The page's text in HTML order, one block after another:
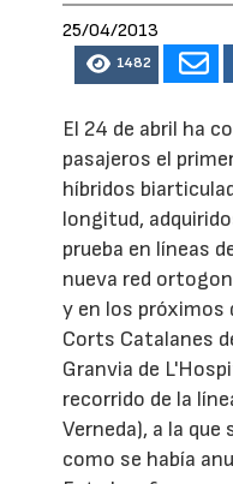
25/04/2013
1482
El 24 de abril ha
pasajeros el
híbridos
longitud,
prueba en líneas
nueva red
y en los próximos
Corts Catalanes
Granvia de
recorrido de la
Verneda), a la
como se había